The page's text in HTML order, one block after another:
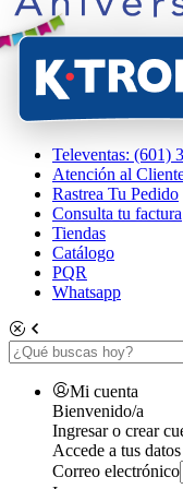
Televentas: (601)
Atención al
Rastrea Tu Pedido
Consulta tu factura
Tiendas
Catálogo
PQR
Whatsapp
Mi cuenta
Bienvenido/a
Ingresar o crear
Accede a tus
Correo electrónico